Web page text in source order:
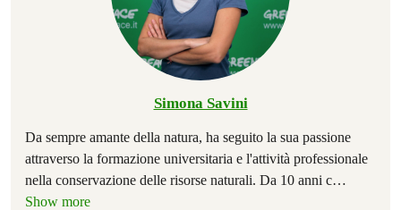
Simona Savini
Da sempre amante della natura, ha seguito la sua passione
attraverso la formazione universitaria e l'attività professionale
nella conservazione delle risorse naturali. Da 10 anni c…
Show more